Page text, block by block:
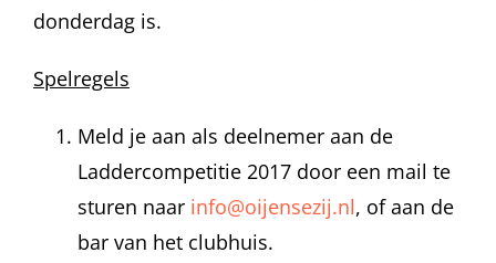
donderdag is.
Spelregels
Meld je aan als deelnemer aan de
Laddercompetitie 2017 door een mail te
sturen naar info@oijensezij.nl, of aan de
bar van het clubhuis.